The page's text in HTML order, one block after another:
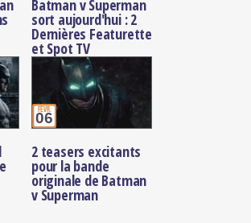
Batman v Superman
sort aujourd'hui : 2
Dernières Featurette
et Spot TV
févr.
06
2 teasers excitants
pour la bande
originale de Batman
v Superman